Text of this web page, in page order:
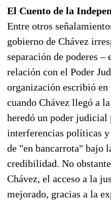
El Cuento de la
Entre otros
gobierno de Chávez
separación de poderes –
relación con el Poder
organización escribió
cuando Chávez llegó a
heredó un poder judicial
interferencias políticas
de "en bancarrota" bajo
credibilidad. No
Chávez, el acceso a la
mejorado, gracias a la